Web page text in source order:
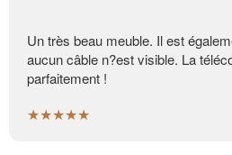
Un très beau meuble. Il est
aucun câble n?est visible. La
parfaitement !
★★★★★